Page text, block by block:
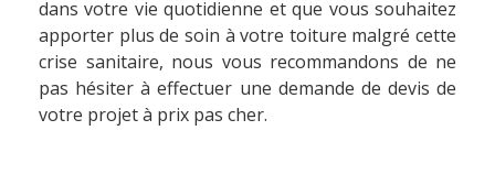
dans votre vie quotidienne et que vous souhaitez
apporter plus de soin à votre toiture malgré cette
crise sanitaire, nous vous recommandons de ne
pas hésiter à effectuer une demande de devis de
votre projet à prix pas cher.